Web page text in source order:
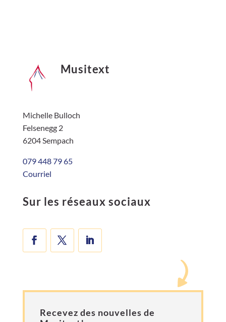
Musitext
Michelle Bulloch
Felsenegg 2
6204 Sempach
079 448 79 65
Courriel
Sur les réseaux sociaux
Recevez des nouvelles de